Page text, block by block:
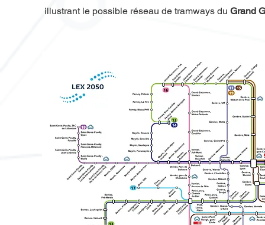
illustrant le possible réseau de tramways du Grand